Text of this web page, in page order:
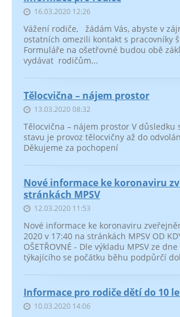
16.03.2020 12:26
Vážení rodiče, žádám Vás, abyste v
ostatních omezili kontakt s pracovníky
Formuláře na ošetřovné budou obě
vydávat rodičům...
Tělocvična – nájem prostor
13.03.2020 08:32
Tělocvična – nájem prostor V důsledku
stavu je provoz tělocvičny až do
Děkujeme za pochopení
Nové informace ke koronaviru
stránkách MPSV
12.03.2020 11:53
Nové informace ke koronaviru
2020 v 17:40 na stránkách MPSV OD
OŠETŘOVNÉ - Dle výkladu MPSV ze
týkajícího se počátku běhu podpůrčí
Informace pro rodiče dětí do 10
10.03.2020 14:06